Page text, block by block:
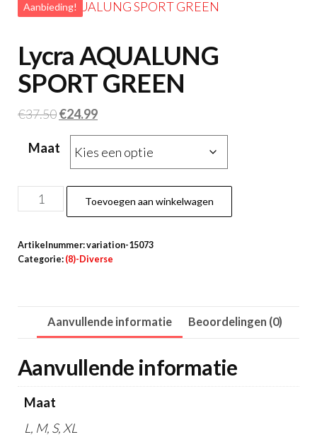
Aanbieding!
Lycra AQUALUNG
SPORT GREEN
€37.50Oorspronkelijke
prijs
was:
€37.50.
€24.99Huidige
prijs
is:
€24.99.
Maat
Lycra
AQUALUNG
GREEN
Toevoegen aan winkelwagen
Artikelnummer:variation-15073
Categorie: (8)-Diverse
Aanvullende informatie Beoordelingen (0)
Aanvullende informatie
Maat
L, M, S, XL